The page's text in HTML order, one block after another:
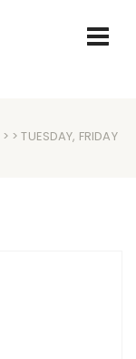
> > TUESDAY, FRIDAY